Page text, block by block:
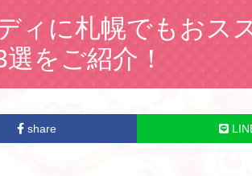
ィに札幌でもおス
をご紹介！
share